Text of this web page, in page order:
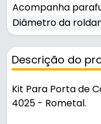
Acompanha
Diâmetro da
Descrição do
Kit Para Porta de
4025 - Rometal.